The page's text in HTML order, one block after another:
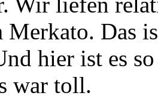
Merkato. Das
hier ist es
war toll.